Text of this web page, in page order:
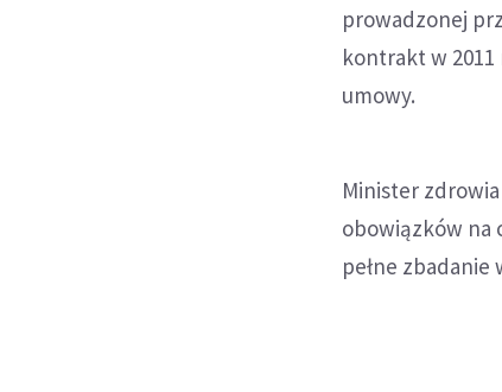
prowadzonej
kontrakt w
umowy.
Minister zdrowia
obowiązków na
pełne